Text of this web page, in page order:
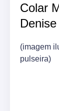
Colar
(imagem
pulseira)